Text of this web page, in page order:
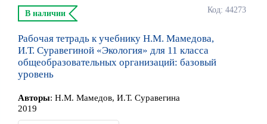
Код: 44273
В наличии
Рабочая тетрадь к учебнику Н.М. Мамедова,
И.Т. Суравегиной «Экология» для 11 класса
общеобразовательных организаций: базовый
уровень
Авторы: Н.М. Мамедов, И.Т. Суравегина
2019